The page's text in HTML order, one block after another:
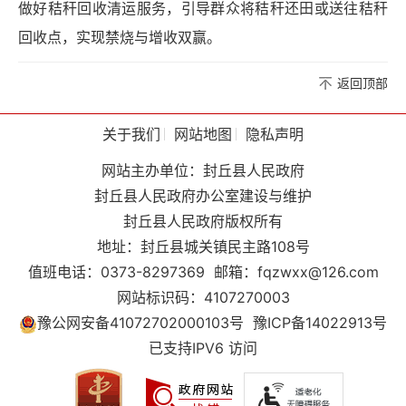
做好秸秆回收清运服务，引导群众将秸秆还田或送往秸秆
回收点，实现禁烧与增收双赢。
返回顶部
关于我们 网站地图
隐私声明
网站主办单位：封丘县人民政府
封丘县人民政府办公室建设与维护
封丘县人民政府版权所有
地址：封丘县城关镇民主路108号
值班电话：0373-8297369 邮箱：fqzwxx@126.com
网站标识码：4107270003
豫公网安备41072702000103号 豫ICP备14022913号
已支持IPV6 访问